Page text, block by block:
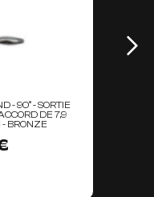
- 90° - SORTIE
DE 7,9
- BRONZE